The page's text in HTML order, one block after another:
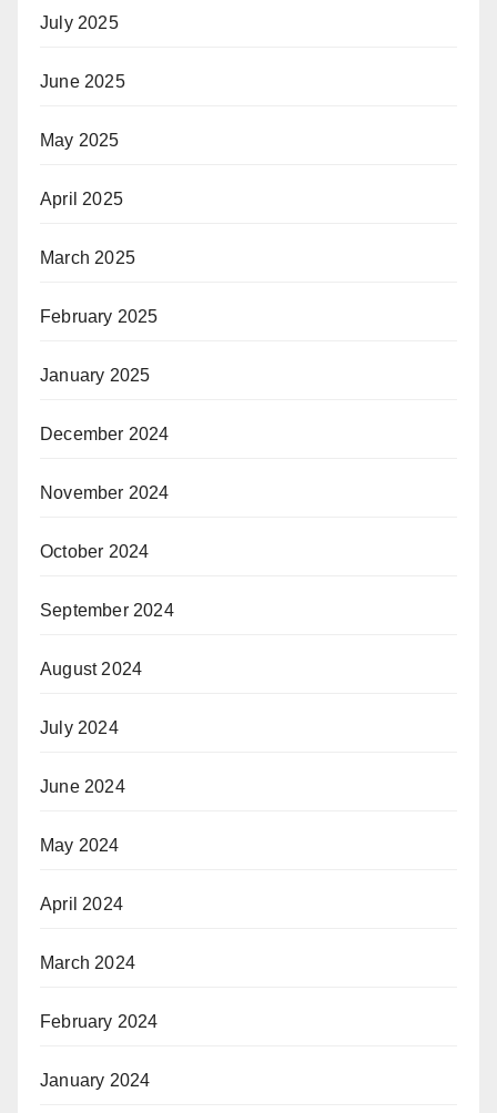
July 2025
June 2025
May 2025
April 2025
March 2025
February 2025
January 2025
December 2024
November 2024
October 2024
September 2024
August 2024
July 2024
June 2024
May 2024
April 2024
March 2024
February 2024
January 2024